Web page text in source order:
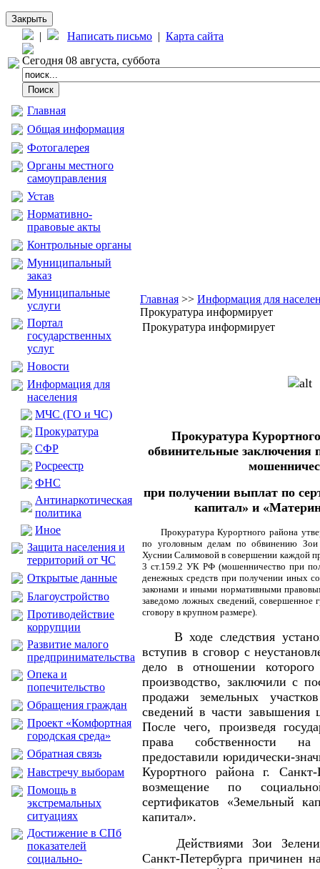
Закрыть
| Написать письмо | Карта сайта
Сегодня 08 августа, суббота
Главная
Общая информация
Фотогалерея
Органы местного
самоуправления
Устав
Нормативно-
правовые акты
Контрольные органы
Муниципальный
заказ
Муниципальные
услуги
Портал
государственных
услуг
Новости
Информация для
населения
МЧС (ГО и ЧС)
Прокуратура
CФР
Росреестр
ФНС
Антинаркотическая
политика
Иное
Защита населения и
территорий от ЧС
Открытые данные
Благоустройство
Противодействие
коррупции
Развитие малого
предпринимательства
Опека и
попечительство
Обращения граждан
Проект «Комфортная
городская среда»
Обратная связь
Навстречу выборам
Помощь в
экстремальных
ситуациях
Достижение в СПб
показателей
социально-
Главная >> Информация для
Прокуратура информирует
Прокуратура информирует
Прокуратура
обвинительные заключения
при получении выплат по
капитал» и
Прокуратура Курортного района
по уголовным делам по обвинению
Хуснии Салимовой в совершении каждой
3 ст.159.2 УК РФ (мошенничество при
денежных средств при получении иных
законами и иными нормативными
заведомо ложных сведений, совершенное
сговору в крупном размере).
В ходе следствия
вступив в сговор с
дело в отношении
производство, заключили с
продажи земельных
сведений в части завышения
После чего, произведя
права собственности
предоставили юридически-
Курортного района г.
возмещение по
сертификатов «Земельный
капитал».
Действиями Зои
Санкт-Петербурга причинен